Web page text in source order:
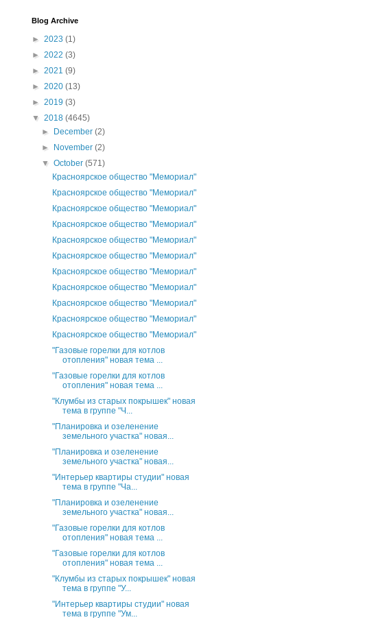
Blog Archive
► 2023 (1)
► 2022 (3)
► 2021 (9)
► 2020 (13)
► 2019 (3)
▼ 2018 (4645)
►
December(2)
►
November(2)
▼October(571)
Красноярское общество "Мемориал"
Красноярское общество "Мемориал"
Красноярское общество "Мемориал"
Красноярское общество "Мемориал"
Красноярское общество "Мемориал"
Красноярское общество "Мемориал"
Красноярское общество "Мемориал"
Красноярское общество "Мемориал"
Красноярское общество "Мемориал"
Красноярское общество "Мемориал"
Красноярское общество "Мемориал"
"Газовые горелки для котлов
отопления" новая тема ...
"Газовые горелки для котлов
отопления" новая тема ...
"Клумбы из старых покрышек" новая
тема в группе "Ч...
"Планировка и озеленение
земельного участка" новая...
"Планировка и озеленение
земельного участка" новая...
"Интерьер квартиры студии" новая
тема в группе "Ча...
"Планировка и озеленение
земельного участка" новая...
"Газовые горелки для котлов
отопления" новая тема ...
"Газовые горелки для котлов
отопления" новая тема ...
"Клумбы из старых покрышек" новая
тема в группе "У...
"Интерьер квартиры студии" новая
тема в группе "Ум...